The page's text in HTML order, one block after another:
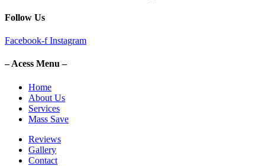
Follow Us
Facebook-f Instagram
– Acess Menu –
Home
About Us
Services
Mass Save
Reviews
Gallery
Contact